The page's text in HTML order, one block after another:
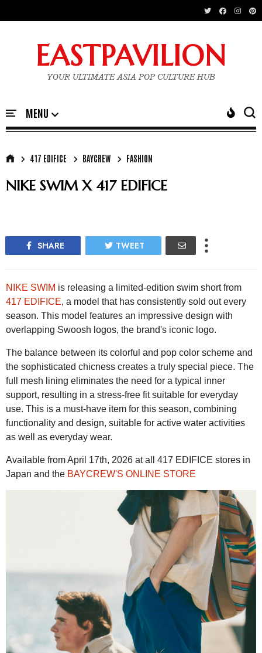
EASTPAVILION
YOUR ULTIMATE ASIA POP CULTURE HUB
417 EDIFICE BAYCREW FASHION
NIKE SWIM X 417 EDIFICE
SHARE TWEET
NIKE SWIM is releasing a limited-edition swim short from
417 EDIFICE, a model that has consistently sold out every
season. This model features an impressive design with
overlapping Swoosh logos, the brand's iconic logo.
The balance between its colorful and pop color scheme and
the sophisticated chicness creates a truly special piece. The
full mesh lining eliminates the need for a typical inner
support, resulting in a stress-free fit suitable for everyday
use. This is a must-have item for this season, combining
functionality and design, suitable for active water activities
as well as everyday wear.
Available from April 17th, 2026 at all 417 EDIFICE stores in
Japan and the BAYCREW'S ONLINE STORE